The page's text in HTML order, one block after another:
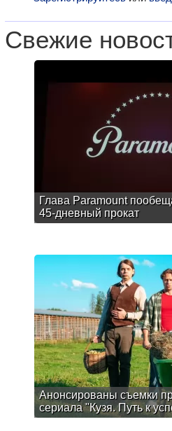
Свежие
Глава Paramount
45-дневный прокат
Анонсированы съемки
сериала "Кузя. Путь к